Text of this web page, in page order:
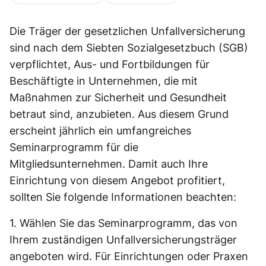
Die Träger der gesetzlichen Unfallversicherung
sind nach dem Siebten Sozialgesetzbuch (SGB)
verpflichtet, Aus- und Fortbildungen für
Beschäftigte in Unternehmen, die mit
Maßnahmen zur Sicherheit und Gesundheit
betraut sind, anzubieten. Aus diesem Grund
erscheint jährlich ein umfangreiches
Seminarprogramm für die
Mitgliedsunternehmen. Damit auch Ihre
Einrichtung von diesem Angebot profitiert,
sollten Sie folgende Informationen beachten:
1. Wählen Sie das Seminarprogramm, das von
Ihrem zuständigen Unfallversicherungsträger
angeboten wird. Für Einrichtungen oder Praxen